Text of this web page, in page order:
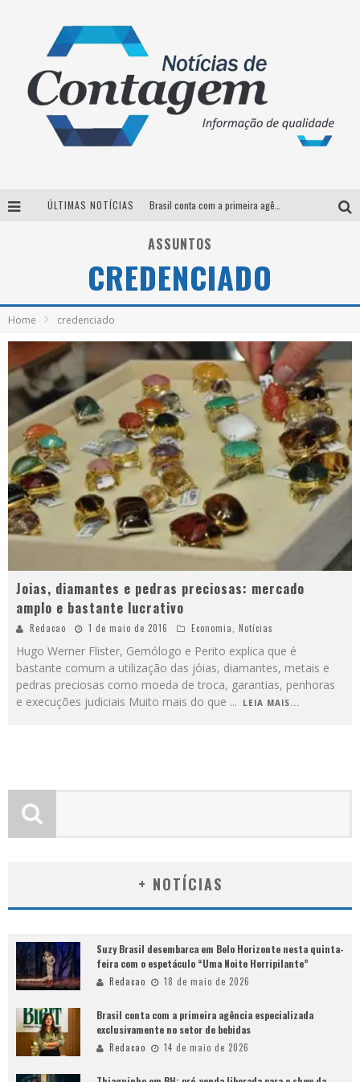
ÚLTIMAS NOTÍCIAS
Suzy Brasil desembarca em Belo Horizonte nesta quinta-feira com o espetáculo “Uma Noite Horripilante”
ASSUNTOS
CREDENCIADO
Home credenciado
Joias, diamantes e pedras preciosas: mercado
amplo e bastante lucrativo
Redacao 1 de maio de 2016 Economia, Notícias
Hugo Werner Flister, Gemólogo e Perito explica que é
bastante comum a utilização das jóias, diamantes, metais e
pedras preciosas como moeda de troca, garantias, penhoras
e execuções judiciais Muito mais do que ... LEIA MAIS...
+ NOTÍCIAS
Suzy Brasil desembarca em Belo Horizonte nesta quinta-
feira com o espetáculo “Uma Noite Horripilante”
Redacao 18 de maio de 2026
Brasil conta com a primeira agência especializada
exclusivamente no setor de bebidas
Redacao 14 de maio de 2026